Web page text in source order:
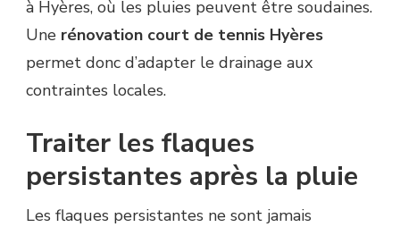
à Hyères, où les pluies peuvent être soudaines.
Une rénovation court de tennis Hyères
permet donc d’adapter le drainage aux
contraintes locales.
Traiter les flaques
persistantes après la pluie
Les flaques persistantes ne sont jamais